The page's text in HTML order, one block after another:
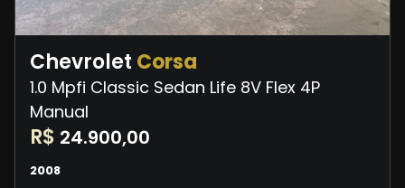
Chevrolet Corsa
1.0 Mpfi Classic Sedan Life 8V Flex 4P
Manual
R$ 24.900,00
2008